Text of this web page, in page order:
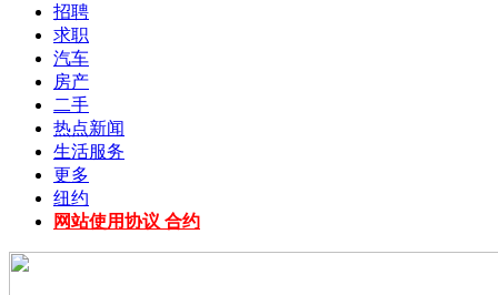
招聘
求职
汽车
房产
二手
热点新闻
生活服务
更多
纽约
网站使用协议 合约